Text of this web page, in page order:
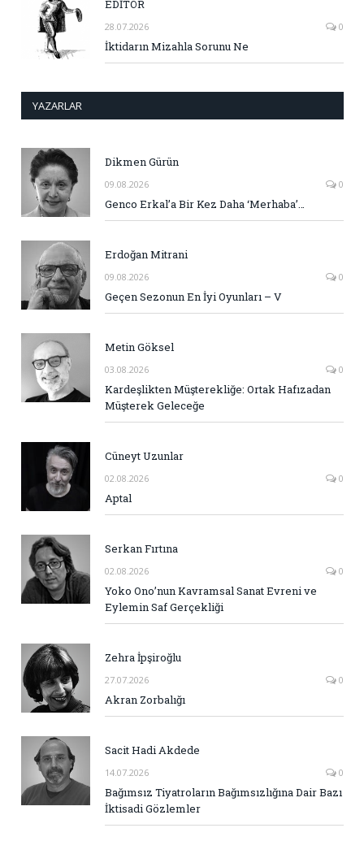
EDİTÖR
28.07.2026 0
İktidarın Mizahla Sorunu Ne
YAZARLAR
Dikmen Gürün
09.08.2026 0
Genco Erkal’a Bir Kez Daha ‘Merhaba’…
Erdoğan Mitrani
09.08.2026 0
Geçen Sezonun En İyi Oyunları – V
Metin Göksel
03.08.2026 0
Kardeşlikten Müşterekliğe: Ortak Hafızadan
Müşterek Geleceğe
Cüneyt Uzunlar
02.08.2026 0
Aptal
Serkan Fırtına
02.08.2026 0
Yoko Ono’nun Kavramsal Sanat Evreni ve
Eylemin Saf Gerçekliği
Zehra İpşiroğlu
27.07.2026 0
Akran Zorbalığı
Sacit Hadi Akdede
14.07.2026 0
Bağımsız Tiyatroların Bağımsızlığına Dair Bazı
İktisadi Gözlemler